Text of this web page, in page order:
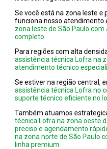
Se você está na zona leste e
funciona nosso atendimento
zona leste de São Paulo
completo
Para regiões com alta
assistência técnica Lofra na
atendimento técnico
Se estiver na região central,
assistência técnica Lofra no
suporte técnico eficiente no
Também atuamos
técnica Lofra na zona oeste
preciso e agendamento
na zona norte de São Paulo
linha premium.